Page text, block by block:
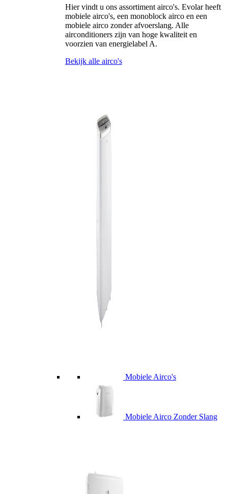
Hier vindt u ons assortiment airco's. Evolar heeft
mobiele airco's, een monoblock airco en een
mobiele airco zonder afvoerslang. Alle
airconditioners zijn van hoge kwaliteit en
voorzien van energielabel A.
Bekijk alle airco's
Mobiele Airco's
Mobiele Airco Zonder Slang